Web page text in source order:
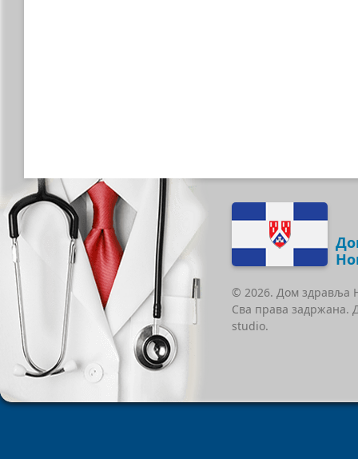
© 2026. Дом здравља
Сва права задржана.
studio.